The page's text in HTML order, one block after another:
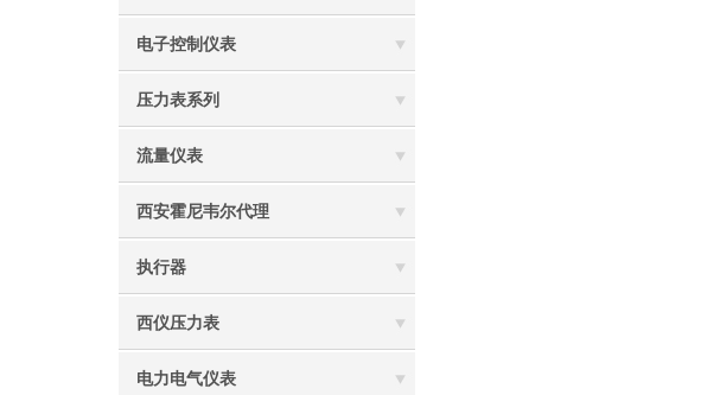
电子控制仪表
压力表系列
流量仪表
西安霍尼韦尔代理
执行器
西仪压力表
电力电气仪表